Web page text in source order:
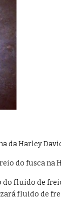
da Harley
do fusca na
fluido de
fluido de